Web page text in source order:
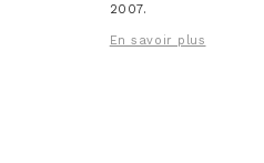
2007.
En savoir plus